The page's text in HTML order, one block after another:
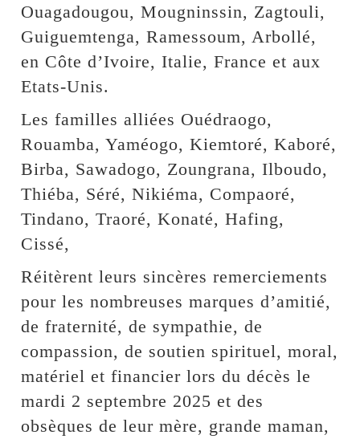
Ouagadougou, Mougninssin, Zagtouli,
Guiguemtenga, Ramessoum, Arbollé,
en Côte d’Ivoire, Italie, France et aux
Etats-Unis.
Les familles alliées Ouédraogo,
Rouamba, Yaméogo, Kiemtoré, Kaboré,
Birba, Sawadogo, Zoungrana, Ilboudo,
Thiéba, Séré, Nikiéma, Compaoré,
Tindano, Traoré, Konaté, Hafing,
Cissé,
Réitèrent leurs sincères remerciements
pour les nombreuses marques d’amitié,
de fraternité, de sympathie, de
compassion, de soutien spirituel, moral,
matériel et financier lors du décès le
mardi 2 septembre 2025 et des
obsèques de leur mère, grande maman,